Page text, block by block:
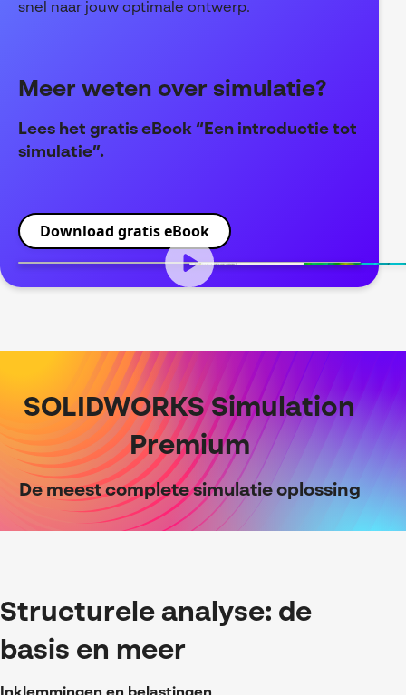
snel naar jouw optimale ontwerp.
Meer weten over simulatie?
Lees het gratis eBook “Een introductie tot
simulatie”.
Download gratis eBook
SOLIDWORKS Simulation
Premium
De meest complete simulatie oplossing
Structurele analyse: de
basis en meer